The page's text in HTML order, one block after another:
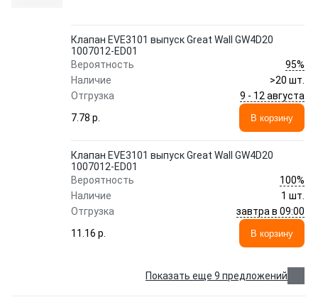
Клапан EVE3101 выпуск Great Wall GW4D20
1007012-ED01
Вероятность
95%
Наличие
>20 шт.
Отгрузка
9 - 12 августа
7.78 p.
В корзину
Клапан EVE3101 выпуск Great Wall GW4D20
1007012-ED01
Вероятность
100%
Наличие
1 шт.
Отгрузка
завтра в 09:00
11.16 p.
В корзину
Показать еще 9 предложений